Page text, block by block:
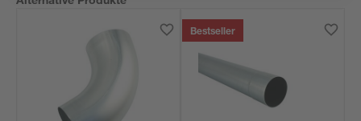
Bestseller